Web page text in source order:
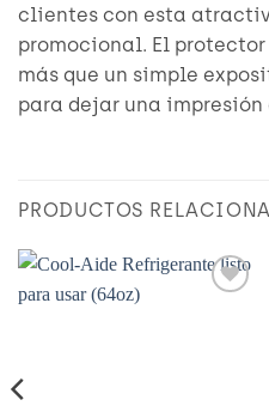
clientes con esta
promocional. El
más que un simple
para dejar una
PRODUCTOS